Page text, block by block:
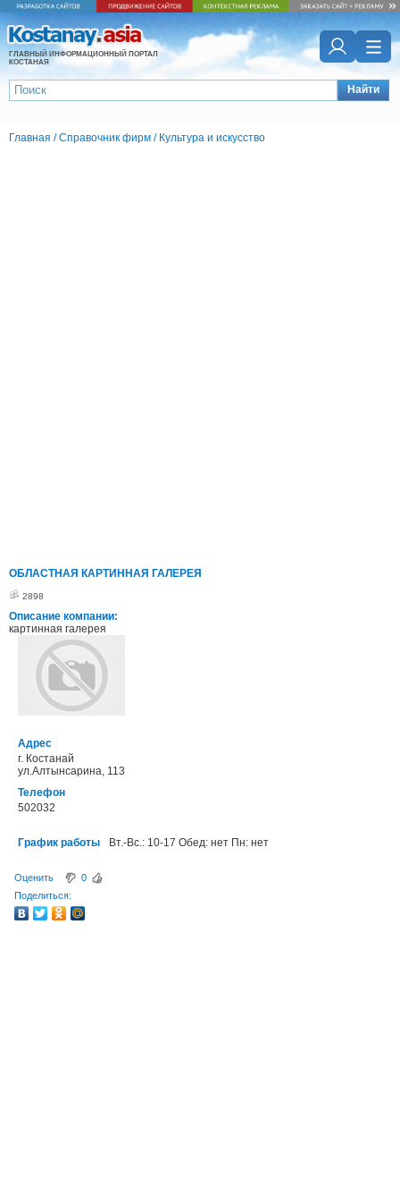
ГЛАВНЫЙ ИНФОРМАЦИОННЫЙ ПОРТАЛ
КОСТАНАЯ
Найти
Главная /Справочник фирм / Культура и искусство
ОБЛАСТНАЯ КАРТИННАЯ ГАЛЕРЕЯ
2898
Описание компании:
картинная галерея
Адрес
г. Костанай
ул.Алтынсарина, 113
Телефон
502032
График работы Вт.-Вс.: 10-17 Обед: нет Пн: нет
Оценить
0
Поделиться: